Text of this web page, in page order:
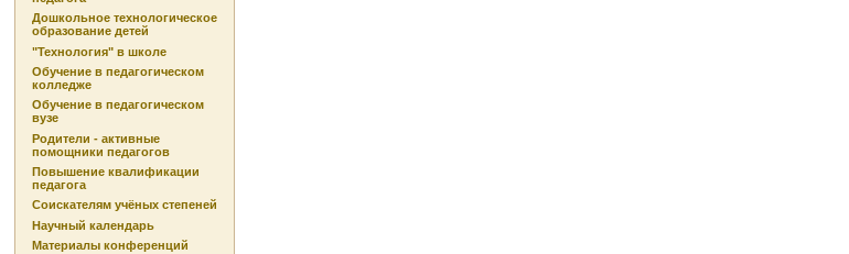
Дошкольное технологическое
образование детей
"Технология" в школе
Обучение в педагогическом
колледже
Обучение в педагогическом
вузе
Родители - активные
помощники педагогов
Повышение квалификации
педагога
Соискателям учёных степеней
Научный календарь
Материалы конференций